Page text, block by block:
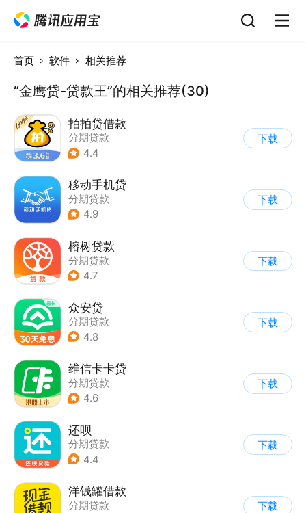
首页 软件 相关推荐
“金鹰贷-贷款王”的相关推荐(30)
拍拍贷借款
分期贷款
4.4
下载
移动手机贷
分期贷款
4.9
下载
榕树贷款
分期贷款
4.7
下载
众安贷
分期贷款
4.8
下载
维信卡卡贷
分期贷款
4.6
下载
还呗
分期贷款
4.4
下载
洋钱罐借款
分期贷款
下载